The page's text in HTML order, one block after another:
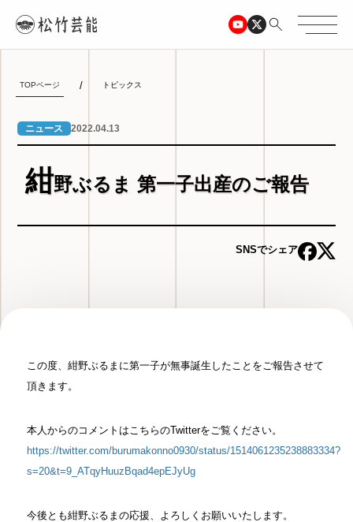
TOPページ トピックス
ニュース 2022.04.13
紺野ぶるま 第一子出産のご報告
SNSでシェア
この度、紺野ぶるまに第一子が無事誕生したことをご報告させて
頂きます。
本人からのコメントはこちらのTwitterをご覧ください。
https://twitter.com/burumakonno0930/status/1514061235238883334?
s=20&t=9_ATqyHuuzBqad4epEJyUg
今後とも紺野ぶるまの応援、よろしくお願いいたします。